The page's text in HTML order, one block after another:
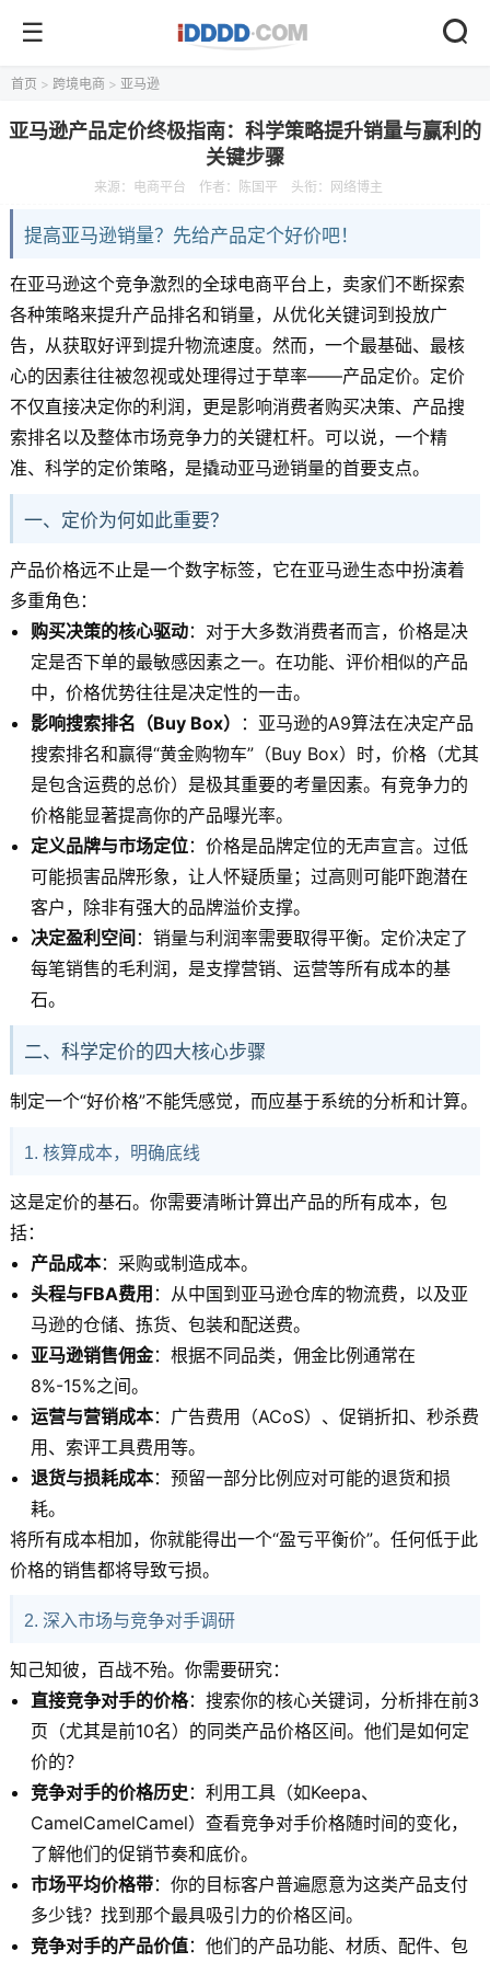
首页 > 跨境电商 > 亚马逊
亚马逊产品定价终极指南：科学策略提升销量与赢利的
关键步骤
来源：电商平台 作者：陈国平 头衔：网络博主
提高亚马逊销量？先给产品定个好价吧！
在亚马逊这个竞争激烈的全球电商平台上，卖家们不断探索
各种策略来提升产品排名和销量，从优化关键词到投放广
告，从获取好评到提升物流速度。然而，一个最基础、最核
心的因素往往被忽视或处理得过于草率——产品定价。定价
不仅直接决定你的利润，更是影响消费者购买决策、产品搜
索排名以及整体市场竞争力的关键杠杆。可以说，一个精
准、科学的定价策略，是撬动亚马逊销量的首要支点。
一、定价为何如此重要？
产品价格远不止是一个数字标签，它在亚马逊生态中扮演着
多重角色：
购买决策的核心驱动：对于大多数消费者而言，价格是决
定是否下单的最敏感因素之一。在功能、评价相似的产品
中，价格优势往往是决定性的一击。
影响搜索排名（Buy Box）
：亚马逊的A9算法在决定产品
搜索排名和赢得“黄金购物车”（Buy Box）时，价格（尤其
是包含运费的总价）是极其重要的考量因素。有竞争力的
价格能显著提高你的产品曝光率。
定义品牌与市场定位：价格是品牌定位的无声宣言。过低
可能损害品牌形象，让人怀疑质量；过高则可能吓跑潜在
客户，除非有强大的品牌溢价支撑。
决定盈利空间 ：销量与利润率需要取得平衡。定价决定了
每笔销售的毛利润，是支撑营销、运营等所有成本的基
石。
二、科学定价的四大核心步骤
制定一个“好价格”不能凭感觉，而应基于系统的分析和计算。
1. 核算成本，明确底线
这是定价的基石。你需要清晰计算出产品的所有成本，包
括：
产品成本：采购或制造成本。
头程与FBA费用 ：从中国到亚马逊仓库的物流费，以及亚
马逊的仓储、拣货、包装和配送费。
亚马逊销售佣金：根据不同品类，佣金比例通常在
8%-15%之间。
运营与营销成本：广告费用（ACoS）、促销折扣、秒杀费
用、索评工具费用等。
退货与损耗成本：预留一部分比例应对可能的退货和损
耗。
将所有成本相加，你就能得出一个“盈亏平衡价”。任何低于此
价格的销售都将导致亏损。
2. 深入市场与竞争对手调研
知己知彼，百战不殆。你需要研究：
直接竞争对手的价格：搜索你的核心关键词，分析排在前3
页（尤其是前10名）的同类产品价格区间。他们是如何定
价的？
竞争对手的价格历史 ：利用工具（如Keepa、
CamelCamelCamel）查看竞争对手价格随时间的变化，
了解他们的促销节奏和底价。
市场平均价格带：你的目标客户普遍愿意为这类产品支付
多少钱？找到那个最具吸引力的价格区间。
竞争对手的产品价值：他们的产品功能、材质、配件、包